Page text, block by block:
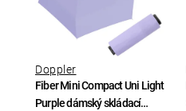
Fiber Mini Compact Uni Light
Purple dámský skládací
Doppler